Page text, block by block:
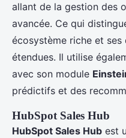
allant de la gestion des
avancée. Ce qui
écosystème riche et ses
étendues. Il utilise
avec son module
prédictifs et des
HubSpot Sales Hub
HubSpot Sales Hub est